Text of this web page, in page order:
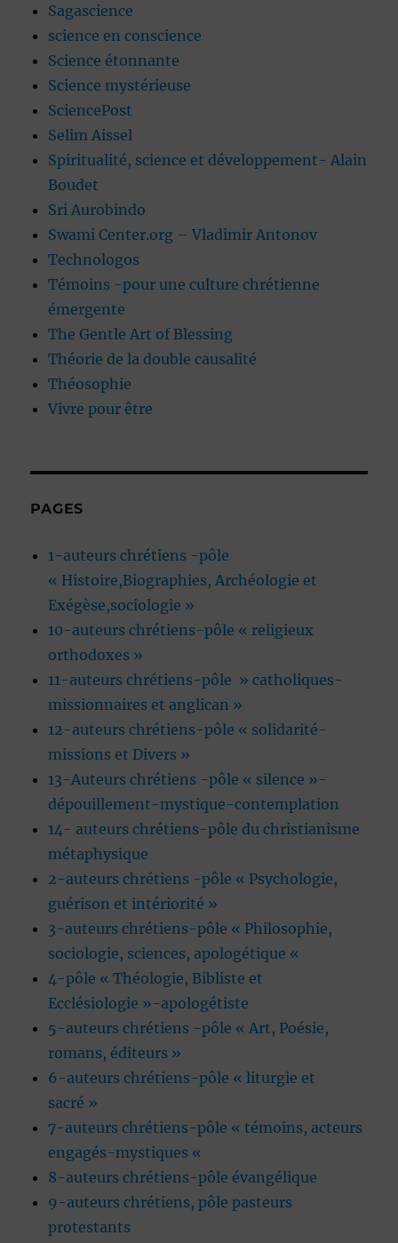
Sagascience
science en conscience
Science étonnante
Science mystérieuse
SciencePost
Selim Aissel
Spiritualité, science et développement- Alain
Boudet
Sri Aurobindo
Swami Center.org – Vladimir Antonov
Technologos
Témoins -pour une culture chrétienne
émergente
The Gentle Art of Blessing
Théorie de la double causalité
Théosophie
Vivre pour être
PAGES
1-auteurs chrétiens -pôle
« Histoire,Biographies, Archéologie et
Exégèse,sociologie »
10-auteurs chrétiens-pôle « religieux
orthodoxes »
11-auteurs chrétiens-pôle » catholiques-
missionnaires et anglican »
12-auteurs chrétiens-pôle « solidarité-
missions et Divers »
13-Auteurs chrétiens -pôle « silence »-
dépouillement-mystique-contemplation
14- auteurs chrétiens-pôle du christianisme
métaphysique
2-auteurs chrétiens -pôle « Psychologie,
guérison et intériorité »
3-auteurs chrétiens-pôle « Philosophie,
sociologie, sciences, apologétique «
4-pôle « Théologie, Bibliste et
Ecclésiologie »-apologétiste
5-auteurs chrétiens -pôle « Art, Poésie,
romans, éditeurs »
6-auteurs chrétiens-pôle « liturgie et
sacré »
7-auteurs chrétiens-pôle « témoins, acteurs
engagés-mystiques «
8-auteurs chrétiens-pôle évangélique
9-auteurs chrétiens, pôle pasteurs
protestants